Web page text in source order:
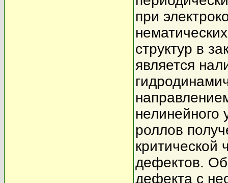
при
структур в
является
роллов
критической
дефектов.
дефекта с